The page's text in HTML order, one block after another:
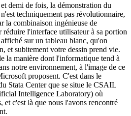
demi de fois, la démonstration du
techniquement pas révolutionnaire,
la combinaison ingénieuse de
réduire l'interface utilisateur à sa portion
sur un tableau blanc, qu'on
et subitement votre dessin prend vie.
la manière dont l'informatique tend à
notre environnement, à l'image de ce
proposent. C'est dans le
Stata Center que se situe le CSAIL
Intelligence Laboratory) où
et c'est là que nous l'avons rencontré